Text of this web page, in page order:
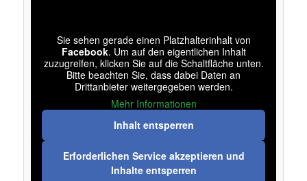
Sie sehen gerade einen Platzhalterinhalt von
Facebook. Um auf den eigentlichen Inhalt
zuzugreifen, klicken Sie auf die Schaltfläche unten.
Bitte beachten Sie, dass dabei Daten an
Drittanbieter weitergegeben werden.
Mehr Informationen
Inhalt entsperren
Erforderlichen Service akzeptieren und
Inhalte entsperren